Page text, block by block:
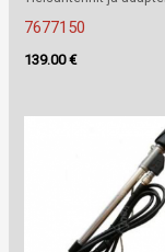
7677150
139.00€